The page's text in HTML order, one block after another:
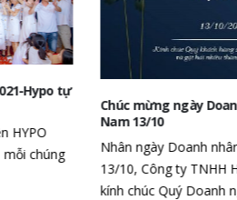
Chúc mừng ngày Doanh nhân Việt
Nhân ngày Doanh nhân Việt Nam
13/10, Công ty TNHH Hiệp Phong xin
kính chúc Quý Doanh nghiệp, Quý